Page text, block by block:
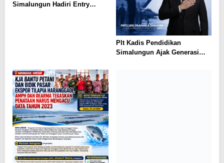
Simalungun Hadiri Entry
Plt Kadis Pendidikan
Simalungun Ajak Generasi